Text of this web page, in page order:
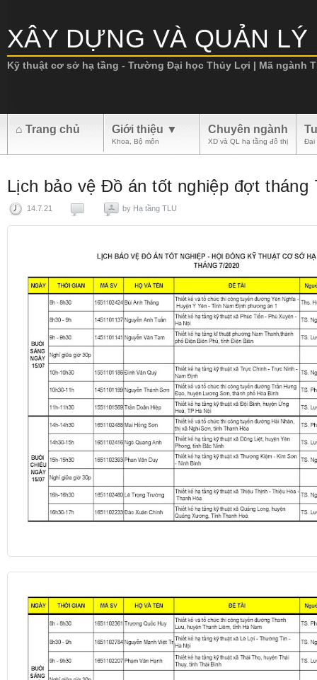
XÂY DỰNG VÀ QUẢN
Kỹ thuật cơ sở hạ tầng - Trường Đại học Thủy Lợi | Mã ngành
⌂ Trang chủ Giới thiệu ▼
Khoa, Bộ môn
Chuyên ngành
XD và QL hạ tầng đô thị Đại
Lịch bảo vệ Đồ án tốt nghiệp đợt tháng
14.7.21 by Hạ tầng TLU